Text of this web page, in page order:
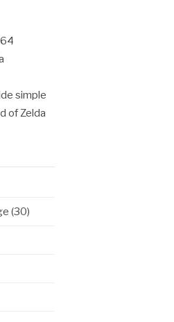
simple
of Zelda
(30)